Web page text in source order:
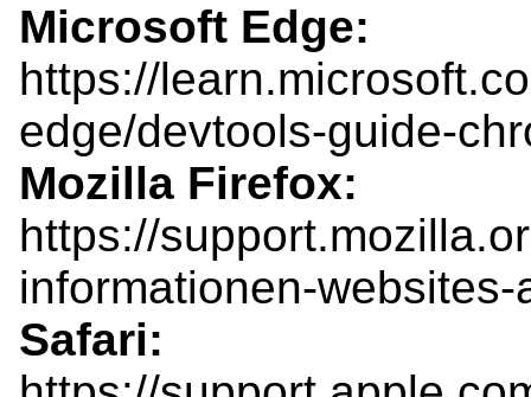
Microsoft Edge:
https://
Mozilla Firefox:
https://
Safari: